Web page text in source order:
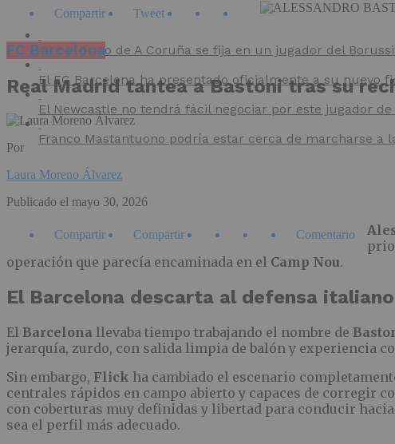
Compartir Tweet
El Deportivo de A Coruña se fija en un jugador del
El FC Barcelona ha presentado oficialmente a su nuevo
El Newcastle no tendrá fácil negociar por este jugador de
Franco Mastantuono podría estar cerca de marcharse a
FC Barcelona
Real Madrid tantea a Bastoni tras su
Por
Laura Moreno Álvarez
Publicado el mayo 30, 2026
Compartir Compartir Comentario
operación que parecía encaminada en el Camp Nou.
El Barcelona descarta al defensa
El Barcelona llevaba tiempo trabajando el nombre de
jerarquía, zurdo, con salida limpia de balón y experiencia
Sin embargo, Flick ha cambiado el escenario
centrales rápidos en campo abierto y capaces de corregir
con coberturas muy definidas y libertad para conducir
sea el perfil más adecuado.